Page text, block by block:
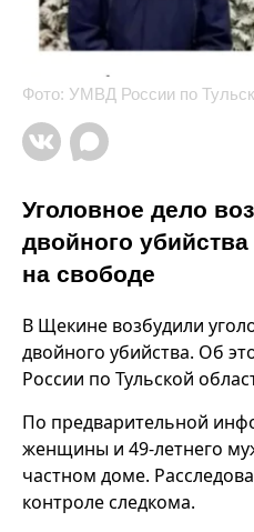
Фото: УМВД России по
Уголовное дело
двойного
на свободе
В Щекине возбудили
двойного убийства. Об
России по Тульской
По предварительной
женщины и 49-летнего
частном доме.
контроле следкома.